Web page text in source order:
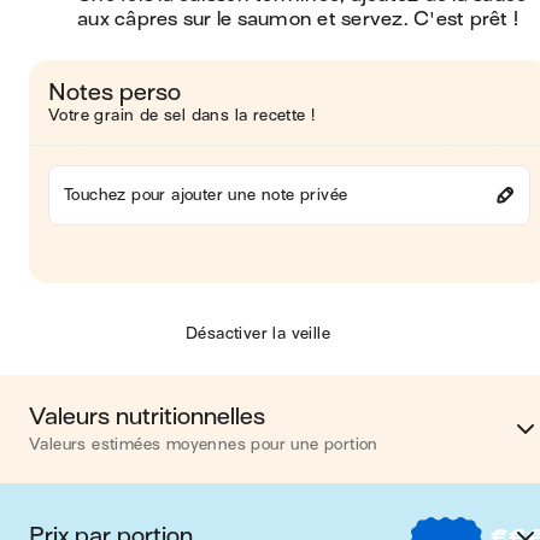
aux câpres sur le saumon et servez. C'est prêt !
Notes perso
Votre grain de sel dans la recette !
Touchez pour ajouter une note privée
Désactiver la veille
Valeurs nutritionnelles
Valeurs estimées moyennes pour une portion
Calories 517